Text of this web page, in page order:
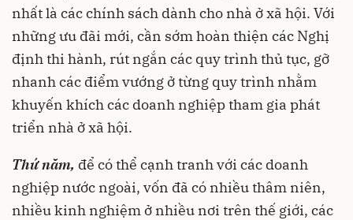
nhất là các chính sách dành cho nhà ở xã hội. Với
những ưu đãi mới, cần sớm hoàn thiện các Nghị
định thi hành, rút ngắn các quy trình thủ tục, gỡ
nhanh các điểm vướng ở từng quy trình nhằm
khuyến khích các doanh nghiệp tham gia phát
triển nhà ở xã hội.
Thứ năm, để có thể cạnh tranh với các doanh
nghiệp nước ngoài, vốn đã có nhiều thâm niên,
nhiều kinh nghiệm ở nhiều nơi trên thế giới, các